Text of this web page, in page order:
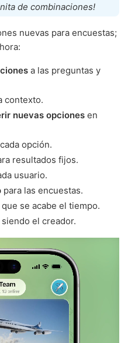
de combinaciones!
nuevas para encuestas;
a las preguntas y
contexto.
nuevas opciones en
opción.
resultados fijos.
usuario.
para las encuestas.
que se acabe el tiempo.
siendo el creador.